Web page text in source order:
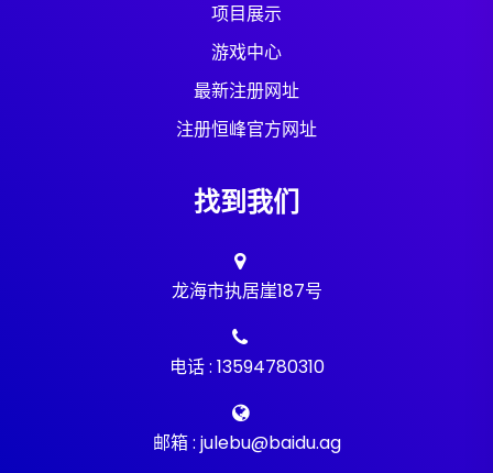
项目展示
游戏中心
最新注册网址
注册恒峰官方网址
找到我们
龙海市执居崖187号
电话 : 13594780310
邮箱 : julebu@baidu.ag